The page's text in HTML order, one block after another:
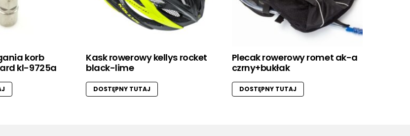
korb
kl-9725a
Kask rowerowy kellys rocket
black-lime
DOSTĘPNY TUTAJ
Plecak rowerowy romet ak-a
czrny+bukłak
DOSTĘPNY TUTAJ